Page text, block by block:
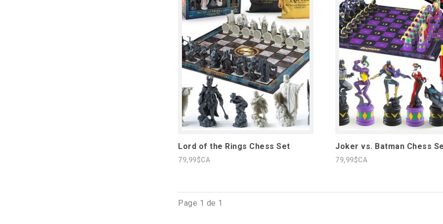
Lord of the Rings Chess Set
79,99$CA
Joker vs. Batman Chess
79,99$CA
Page 1 de 1